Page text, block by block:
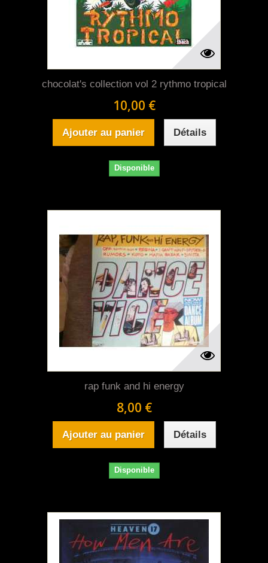
chocolat's collection vol 2 rythmo tropical
10,00 €
Ajouter au panier Détails
Disponible
rap funk and hi energy
8,00 €
Ajouter au panier Détails
Disponible